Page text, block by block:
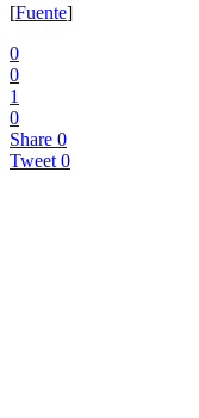
[Fuente]
0
0
1
0
Share 0
Tweet 0